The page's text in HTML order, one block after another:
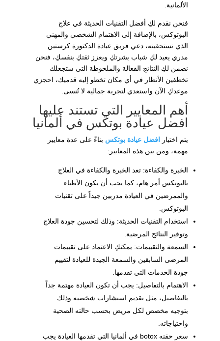
الألمانية.
فنحن نقدم لكِ أفضل التقنيات الحديثة في علاج
البوتوكس، بالإضافة إلى الاهتمام الشخصي والمهني
الذي تستحقينه، دعي فريق عيادة الدكتورة كرستين
مدري يعيد لكِ شباب بشرتكِ ويعزز ثقتكِ بنفسكِ، فنحن
نضمن لكِ النتائج الفعالة والملحوظة التي ستجعلك
تخطفين الأنظار في أي مكان تخطو إليه قدميك، احجزي
موعدكِ الآن واستعدي لتجربة جمالية لا تُنسى.
أهم المعايير التي تستند عليها
افضل عيادة بوتكس في ألمانيا
يتم اختيار افضل عيادة بوتكس بناءً على عدة معايير
مهمة، ومن بين هذه المعايير:
الخبرة والكفاءة: تعد الخبرة والكفاءة في العلاج
بالبوتكس أمر هام، كما يجب أن يكون الأطباء
والممرضين في العيادة مدربين جيداً على تقنيات
البوتوكس.
استخدام التقنيات الحديثة: وذلك لتحسين جودة العلاج
وتوفير النتائج المرضية.
السمعة والتقييمات: يمكنكِ الاعتماد على تقييمات
المرضى السابقين والسمعة الجيدة للعيادة لتقييم
جودة الخدمات التي تقدمها.
الاهتمام بالتفاصيل: يجب أن تكون العيادة مهتمة جداً
بالتفاصيل، مثل تقديم استشارات شخصية وذلك
بتوجيه مخصص لكل مريض بحسب حالته الصحية
واحتياجاته.
سعر حقنه botox في ألمانيا التي تقدمها العيادة يجب